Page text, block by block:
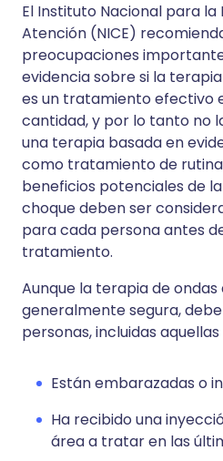
El Instituto Nacional para la
Atención (NICE)
preocupaciones
evidencia sobre si la
es un tratamiento efectivo
cantidad, y por lo tanto no
una terapia basada en
como tratamiento de
beneficios potenciales de
choque deben ser
para cada persona antes
tratamiento.
Aunque la terapia de ondas
generalmente segura,
personas, incluidas aquellas
Están embarazadas o
Ha recibido una
área a tratar en las